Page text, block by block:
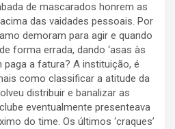
de mascarados honrem as
das vaidades pessoais. Por
demoram para agir e quando
forma errada, dando ‘asas às
paga a fatura? A instituição, é
como classificar a atitude da
distribuir e banalizar as
eventualmente presenteava
do time. Os últimos ‘craques’